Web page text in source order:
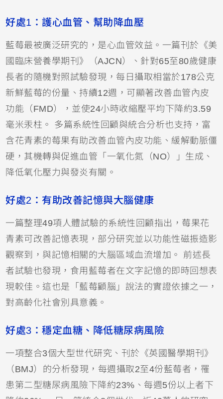
好處1：護心血管、幫助降血壓
藍莓最被廣泛研究的，是心血管效益。一篇刊於《美
國臨床營養學期刊》（AJCN）、針對65至80歲健康
長者的隨機對照試驗發現，每日攝取相當於178公克
新鮮藍莓的份量、持續12週，可顯著改善血管內皮
功能（FMD），並使24小時收縮壓平均下降約3.59
毫米汞柱。 多篇系統性回顧與統合分析也支持，富
含花青素的莓果有助改善血管內皮功能、緩解動脈僵
硬，其機轉與促進血管「一氧化氮（NO）」生成、
降低氧化壓力與發炎有關。
好處2：有助改善記憶與大腦健康
一篇整理49項人體試驗的系統性回顧指出，莓果花
青素可改善記憶表現，部分研究並以功能性磁振造影
觀察到，與記憶相關的大腦區域血流增加。 前述長
者試驗也發現，食用藍莓者在文字記憶的即時回想表
現較佳。這也是「藍莓顧腦」說法的實證依據之一，
對高齡化社會別具意義。
好處3：穩定血糖、降低糖尿病風險
一項整合3個大型世代研究、刊於《英國醫學期刊》
（BMJ）的分析發現，每週攝取2至4份藍莓者，罹
患第二型糖尿病風險下降約23%、每週5份以上者下